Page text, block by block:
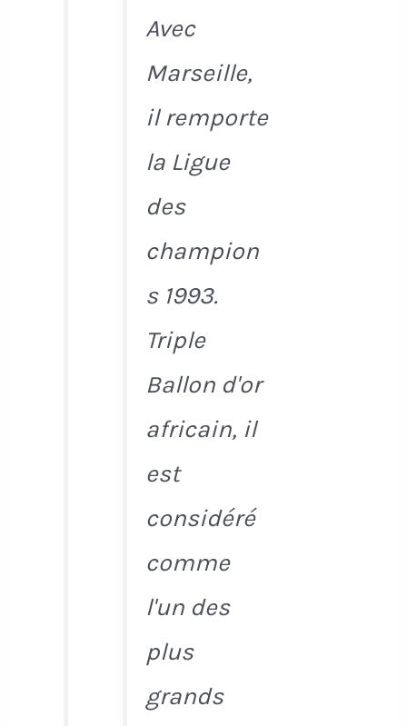
Avec
Marseille,
il remporte
la Ligue
des
champion
s 1993.
Triple
Ballon d'or
africain, il
est
considéré
comme
l'un des
plus
grands